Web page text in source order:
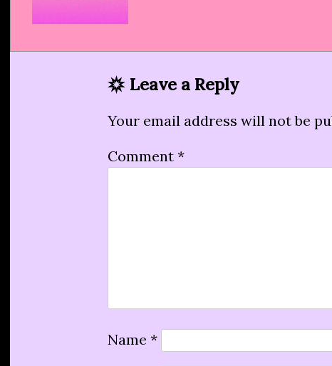
Leave a Reply
Your email address will not be
Comment *
Name *